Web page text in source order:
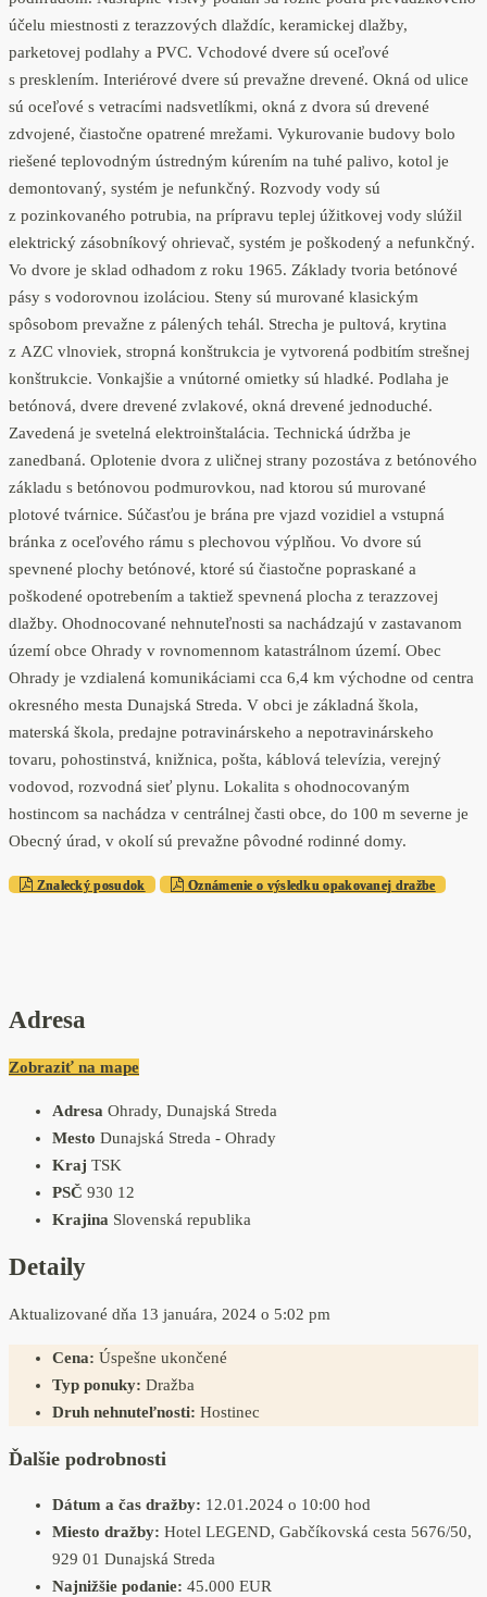
účelu miestnosti z terazzových dlaždíc, keramickej dlažby,
parketovej podlahy a PVC. Vchodové dvere sú oceľové
s presklením. Interiérové dvere sú prevažne drevené. Okná od ulice
sú oceľové s vetracími nadsvetlíkmi, okná z dvora sú drevené
zdvojené, čiastočne opatrené mrežami. Vykurovanie budovy bolo
riešené teplovodným ústredným kúrením na tuhé palivo, kotol je
demontovaný, systém je nefunkčný. Rozvody vody sú
z pozinkovaného potrubia, na prípravu teplej úžitkovej vody slúžil
elektrický zásobníkový ohrievač, systém je poškodený a nefunkčný.
Vo dvore je sklad odhadom z roku 1965. Základy tvoria betónové
pásy s vodorovnou izoláciou. Steny sú murované klasickým
spôsobom prevažne z pálených tehál. Strecha je pultová, krytina
z AZC vlnoviek, stropná konštrukcia je vytvorená podbitím strešnej
konštrukcie. Vonkajšie a vnútorné omietky sú hladké. Podlaha je
betónová, dvere drevené zvlakové, okná drevené jednoduché.
Zavedená je svetelná elektroinštalácia. Technická údržba je
zanedbaná. Oplotenie dvora z uličnej strany pozostáva z betónového
základu s betónovou podmurovkou, nad ktorou sú murované
plotové tvárnice. Súčasťou je brána pre vjazd vozidiel a vstupná
bránka z oceľového rámu s plechovou výplňou. Vo dvore sú
spevnené plochy betónové, ktoré sú čiastočne popraskané a
poškodené opotrebením a taktiež spevnená plocha z terazzovej
dlažby. Ohodnocované nehnuteľnosti sa nachádzajú v zastavanom
území obce Ohrady v rovnomennom katastrálnom území. Obec
Ohrady je vzdialená komunikáciami cca 6,4 km východne od centra
okresného mesta Dunajská Streda. V obci je základná škola,
materská škola, predajne potravinárskeho a nepotravinárskeho
tovaru, pohostinstvá, knižnica, pošta, káblová televízia, verejný
vodovod, rozvodná sieť plynu. Lokalita s ohodnocovaným
hostincom sa nachádza v centrálnej časti obce, do 100 m severne je
Obecný úrad, v okolí sú prevažne pôvodné rodinné domy.
Znalecký posudok Oznámenie o výsledku opakovanej dražbe
Adresa
Zobraziť na mape
Adresa Ohrady, Dunajská Streda
Mesto Dunajská Streda - Ohrady
Kraj TSK
PSČ 930 12
Krajina Slovenská republika
Detaily
Aktualizované dňa 13 januára, 2024 o 5:02 pm
Cena: Úspešne ukončené
Typ ponuky: Dražba
Druh nehnuteľnosti: Hostinec
Ďalšie podrobnosti
Dátum a čas dražby: 12.01.2024 o 10:00 hod
Miesto dražby: Hotel LEGEND, Gabčíkovská cesta 5676/50,
929 01 Dunajská Streda
Najnižšie podanie: 45.000 EUR